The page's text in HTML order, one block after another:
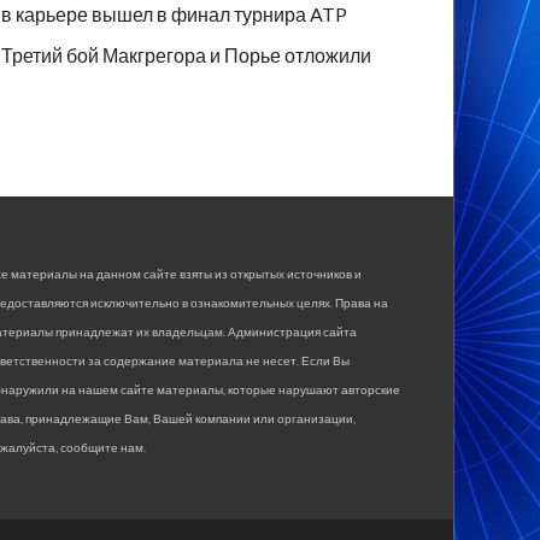
в карьере вышел в финал турнира ATP
Третий бой Макгрегора и Порье отложили
материалы на данном сайте взяты из открытых источников и
исключительно в ознакомительных целях. Права на
принадлежат их владельцам. Администрация сайта
за содержание материала не несет. Если Вы
на нашем сайте материалы, которые нарушают авторские
принадлежащие Вам, Вашей компании или организации,
сообщите нам.